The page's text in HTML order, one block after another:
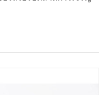
ใจข้อเสนอ เป็น
ำหรับ consumers. ใน
มพ์อนุญาตให้ merchants
างเช่นข้อเสนอส่วนลด